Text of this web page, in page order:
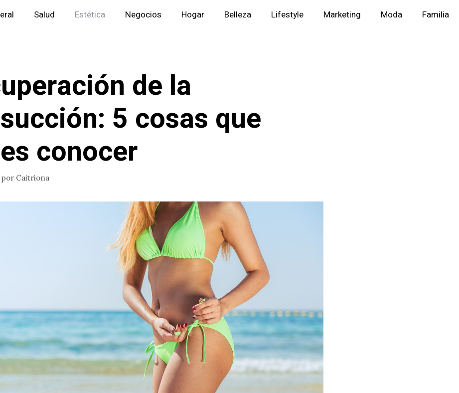
Salud Estética Negocios Hogar Belleza Lifestyle Marketing Moda Familia
de la
5 cosas que
conocer
por Caitriona